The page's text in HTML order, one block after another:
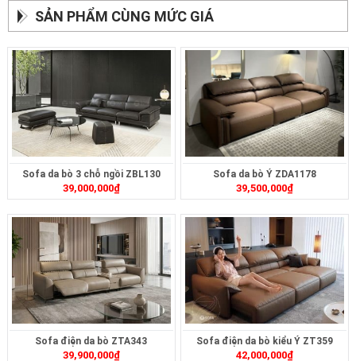
SẢN PHẨM CÙNG MỨC GIÁ
Sofa da bò 3 chỗ ngồi ZBL130
39,000,000₫
Sofa da bò Ý ZDA1178
39,500,000₫
Sofa điện da bò ZTA343
39,900,000₫
Sofa điện da bò kiểu Ý ZT359
42,000,000₫